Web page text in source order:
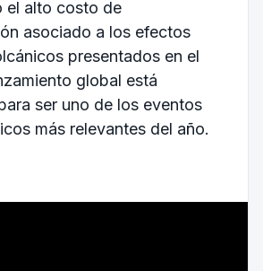
el alto costo de
asociado a los efectos
presentados en el
global está
ser uno de los eventos
más relevantes del año.